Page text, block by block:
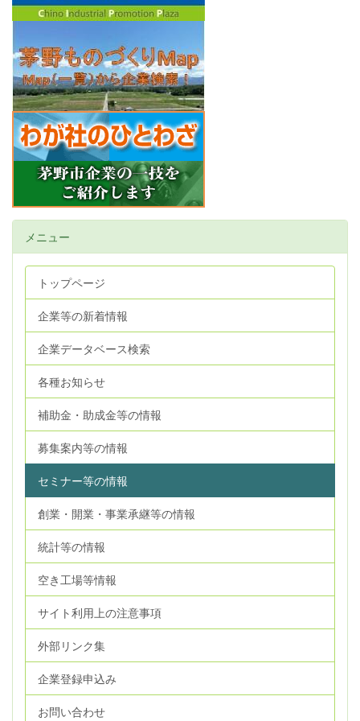
メニュー
トップページ
企業等の新着情報
企業データベース検索
各種お知らせ
補助金・助成金等の情報
募集案内等の情報
セミナー等の情報
創業・開業・事業承継等の情報
統計等の情報
空き工場等情報
サイト利用上の注意事項
外部リンク集
企業登録申込み
お問い合わせ